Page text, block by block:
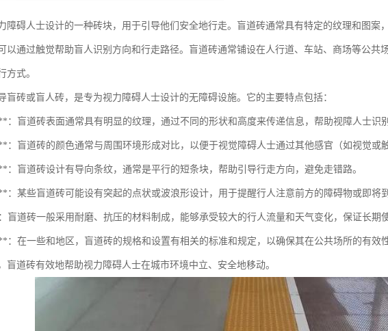
障碍人士设计的一种砖块，用于引导他们安全地行走。盲道砖通常具有特定的纹理和图案
以通过触觉帮助盲人识别方向和行走路径。盲道砖通常铺设在人行道、车站、商场等公共
方式。
盲砖或盲人砖，是专为视力障碍人士设计的无障碍设施。它的主要特点包括：
：盲道砖表面通常具有明显的纹理，通过不同的形状和高度来传递信息，帮助视障人士识
：盲道砖的颜色通常与周围环境形成对比，以便于视觉障碍人士通过其他感官（如视觉或
：盲道砖设计有导向条纹，通常是平行的短条块，帮助引导行走方向，避免走错路。
：某些盲道砖可能设有突起的点状或波浪形设计，用于提醒行人注意前方的障碍物或即将
盲道砖一般采用耐磨、抗压的材料制成，能够承受较大的行人流量和天气变化，保证长期使
：在一些和地区，盲道砖的规格和设置有相关的标准和规定，以确保其在公共场所的有效
盲道砖有效地帮助视力障碍人士在城市环境中立、安全地移动。